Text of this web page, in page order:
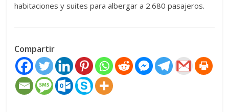
habitaciones y suites para albergar a 2.680 pasajeros.
Compartir